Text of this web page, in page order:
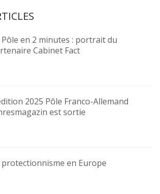
Pôle en 2 minutes : portrait du
Cabinet Fact
2025 Pôle Franco-Allemand
est sortie
protectionnisme en Europe